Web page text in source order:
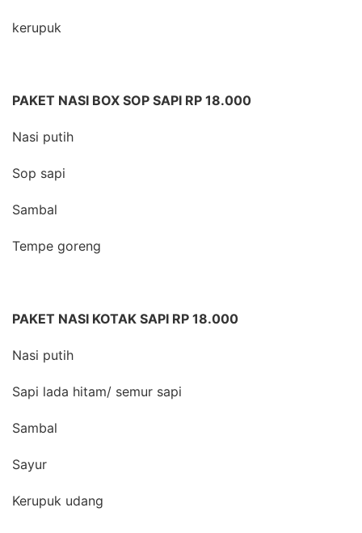
kerupuk
PAKET NASI BOX SOP SAPI RP 18.000
Nasi putih
Sop sapi
Sambal
Tempe goreng
PAKET NASI KOTAK SAPI RP 18.000
Nasi putih
Sapi lada hitam/ semur sapi
Sambal
Sayur
Kerupuk udang